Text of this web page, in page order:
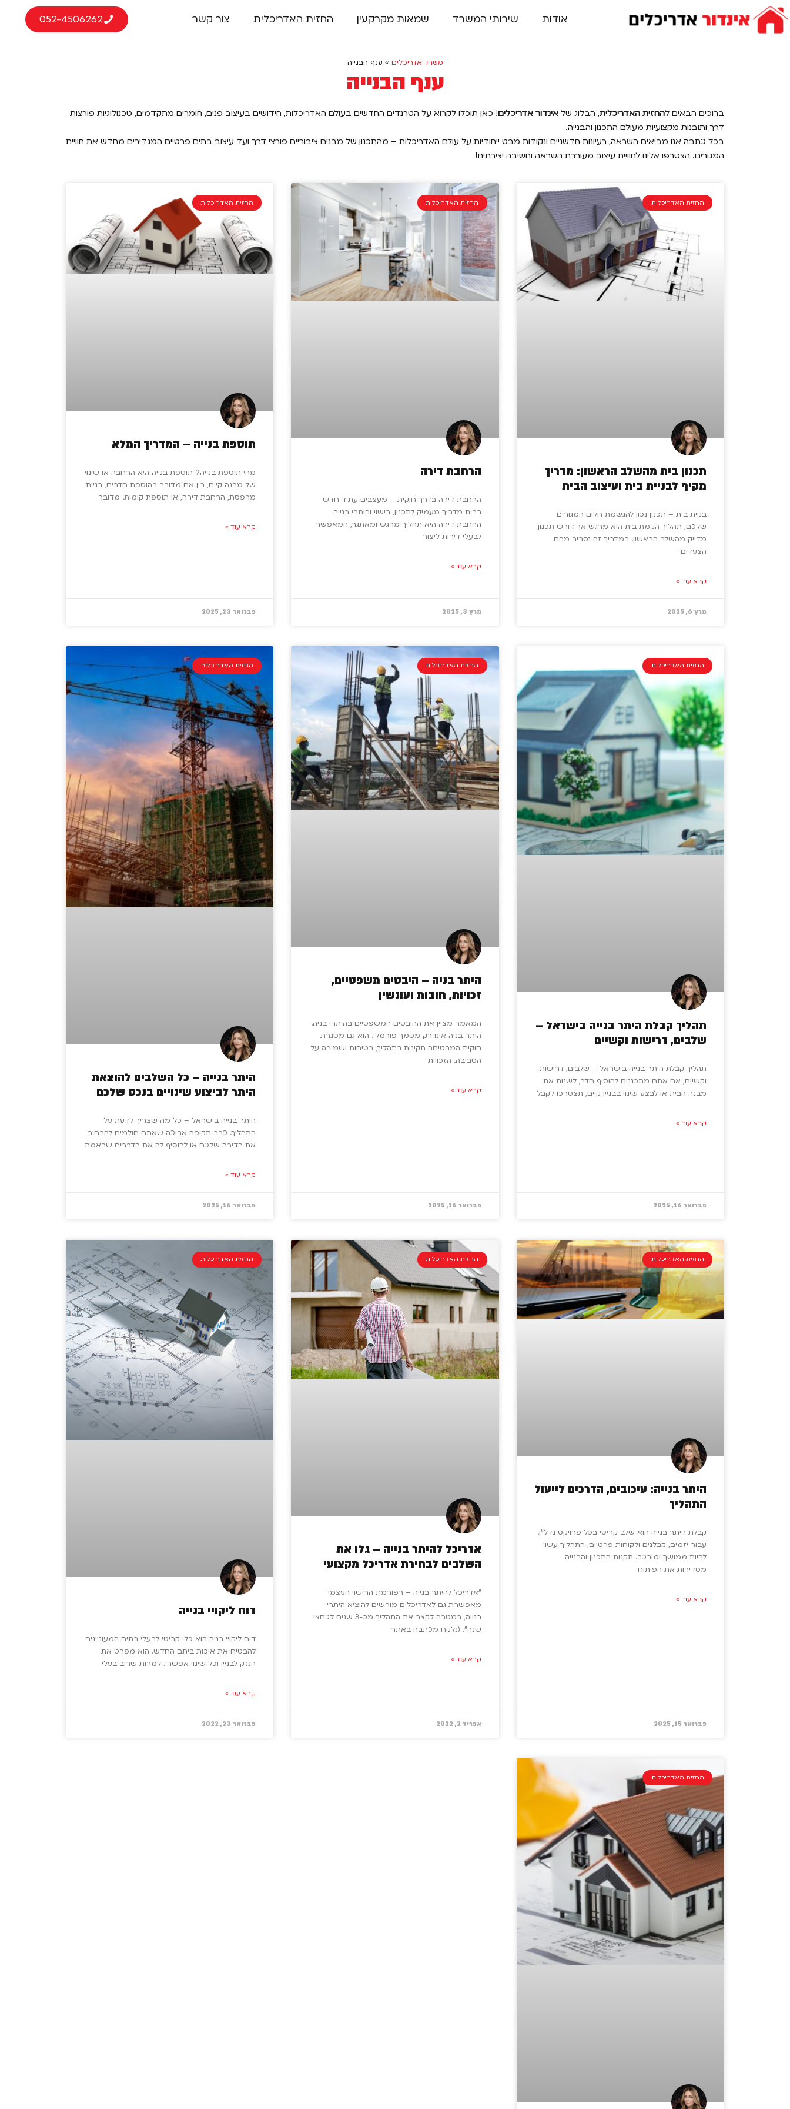
אודות שירותי המשרד שמאות מקרקעין החזית האדריכלית צור קשר 052-4506262
משרד אדריכלים » ענף הבנייה
ענף הבנייה
ברוכים הבאים להחזית האדריכלית, הבלוג של אינדור אדריכלים! כאן תוכלו לקרוא על הטרנדים החדשים בעולם האדריכלות, חידושים בעיצוב פנים, חומרים מתקדמים, טכנולוגיות פורצות
דרך ותובנות מקצועיות מעולם התכנון והבנייה.
בכל כתבה אנו מביאים השראה, רעיונות חדשניים ונקודות מבט ייחודיות על עולם האדריכלות – מהתכנון של מבנים ציבוריים פורצי דרך ועד עיצוב בתים פרטיים המגדירים מחדש את חוויית
המגורים. הצטרפו אלינו לחוויית עיצוב מעוררת השראה וחשיבה יצירתית!
החזית האדריכלית
תכנון בית מהשלב הראשון: מדריך
מקיף לבניית בית ועיצוב הבית
בניית בית – תכנון נכון להגשמת חלום המגורים
שלכם, תהליך הקמת בית הוא מרגש אך דורש תכנון
מדויק מהשלב הראשון. במדריך זה נסביר מהם
הצעדים
קרא עוד »
מרץ 6, 2025
החזית האדריכלית
הרחבת דירה
הרחבת דירה בדרך חוקית – מעצבים עתיד חדש
בבית מדריך מעמיק לתכנון, רישוי והיתרי בנייה​
הרחבת דירה היא תהליך מרגש ומאתגר, המאפשר
לבעלי דירות ליצור
קרא עוד »
מרץ 3, 2025
החזית האדריכלית
תוספת בנייה – המדריך המלא
מהי תוספת בנייה? תוספת בנייה היא הרחבה או שינוי
של מבנה קיים, בין אם מדובר בהוספת חדרים, בניית
מרפסת, הרחבת דירה, או תוספת קומות. מדובר
קרא עוד »
פברואר 23, 2025
החזית האדריכלית
תהליך קבלת היתר בנייה בישראל –
שלבים, דרישות וקשיים
תהליך קבלת היתר בנייה בישראל – שלבים, דרישות
וקשיים, אם אתם מתכננים להוסיף חדר, לשנות את
מבנה הבית או לבצע שינוי בבניין קיים, תצטרכו לקבל
קרא עוד »
פברואר 16, 2025
החזית האדריכלית
היתר בניה – היבטים משפטיים,
זכויות, חובות ועונשין
המאמר מציין את ההיבטים המשפטיים בהיתרי בניה.
היתר בניה אינו רק מסמך פורמלי. הוא גם מסגרת
חוקית המבטיחה תקינות בתהליך, בטיחות ושמירה על
הסביבה. הזכויות
קרא עוד »
פברואר 16, 2025
החזית האדריכלית
היתר בנייה – כל השלבים להוצאת
היתר לביצוע שינויים בנכס שלכם
היתר בנייה בישראל – כל מה שצריך לדעת על
התהליך. כבר תקופה ארוכה שאתם חולמים להרחיב
את הדירה שלכם או להוסיף לה את הדברים שבאמת
קרא עוד »
פברואר 16, 2025
החזית האדריכלית
היתר בנייה: עיכובים, הדרכים לייעול
התהליך
קבלת היתר בנייה הוא שלב קריטי בכל פרויקט נדל”ן.
עבור יזמים, קבלנים ולקוחות פרטיים, התהליך עשוי
להיות ממושך ומורכב. תקנות התכנון והבנייה
מסדירות את הפיתוח
קרא עוד »
פברואר 15, 2025
החזית האדריכלית
אדריכל להיתר בנייה – גלו את
השלבים לבחירת אדריכל מקצועי
“אדריכל להיתר בנייה – רפורמת הרישוי העצמי
מאפשרת גם לאדריכלים מורשים להוציא היתרי
בנייה, במטרה לקצר את התהליך מכ-3 שנים לכחצי
שנה”. (נלקח מכתבה באתר
קרא עוד »
אפריל 2, 2022
החזית האדריכלית
דוח ליקויי בנייה
דוח ליקויי בניה הוא כלי קריטי לבעלי בתים המעוניינים
להבטיח את איכות ביתם החדש. הוא מפרט את
הנזק לבניין וכל שינוי אפשרי. למרות שרוב בעלי
קרא עוד »
פברואר 23, 2022
החזית האדריכלית